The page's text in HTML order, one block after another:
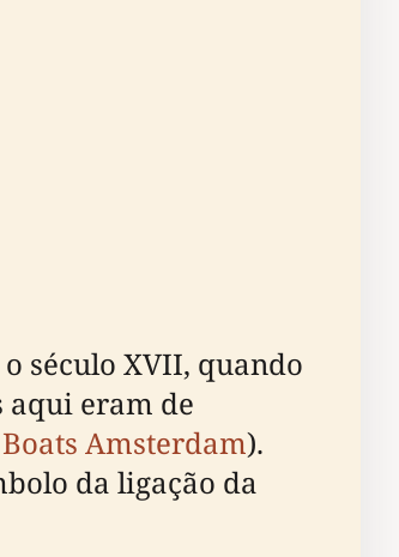
século XVII, quando
aqui eram de
Amsterdam).
da ligação da